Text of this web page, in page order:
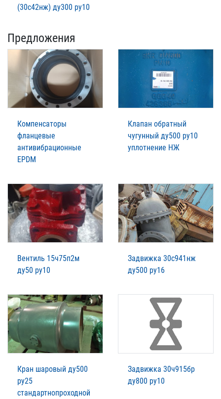
(30с42нж) ду300 ру10
Предложения
Компенсаторы
фланцевые
антивибрационные
EPDM
Клапан обратный
чугунный ду500 ру10
уплотнение НЖ
Вентиль 15ч75п2м
ду50 ру10
Задвижка 30с941нж
ду500 ру16
Кран шаровый ду500
ру25
стандартнопроходной
Задвижка 30ч915бр
ду800 ру10